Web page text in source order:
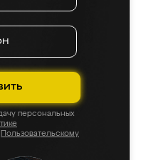
персональных
Пользовательскому